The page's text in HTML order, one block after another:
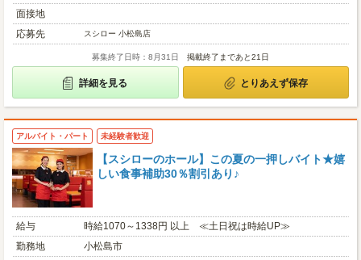
面接地
応募先
スシロー 小松島店
募集終了日時：8月31日 掲載終了まであと21日
詳細を見る とりあえず保存
アルバイト・パート 未経験者歓迎
【スシローのホール】この夏の一押しバイト★嬉
しい食事補助30％割引あり♪
給与
時給1070～1338円 以上 ≪土日祝は時給UP≫
勤務地
小松島市